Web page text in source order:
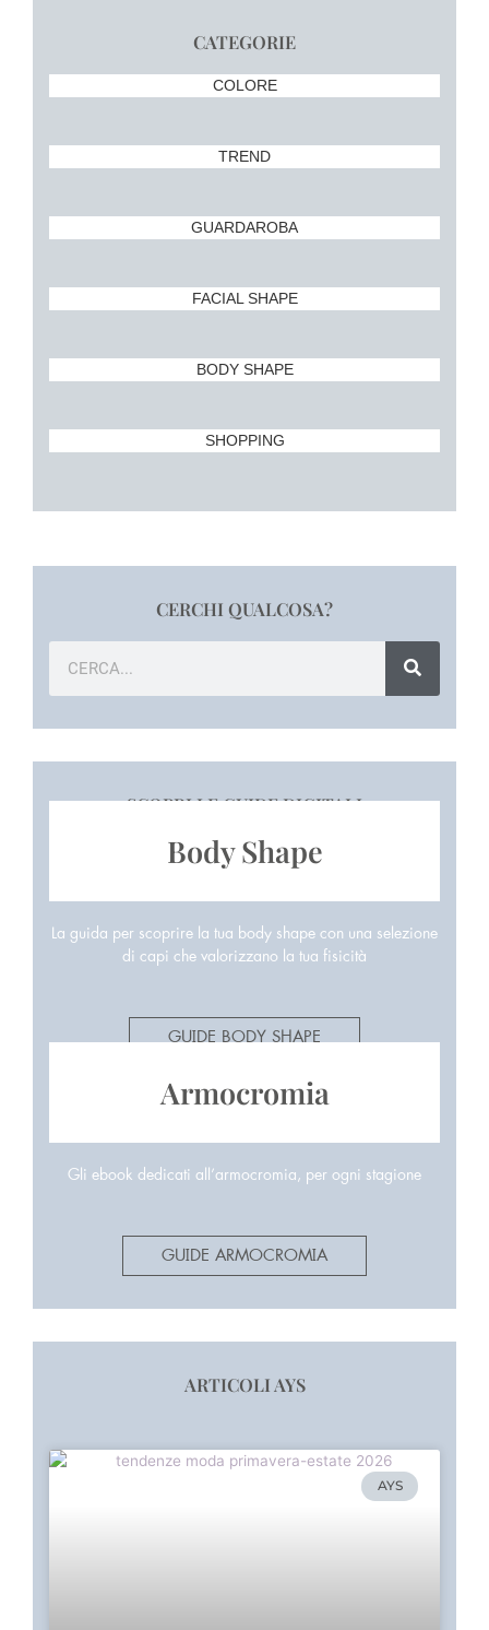
CATEGORIE
COLORE
TREND
GUARDAROBA
FACIAL SHAPE
BODY SHAPE
SHOPPING
CERCHI QUALCOSA?
SCOPRI LE GUIDE DIGITALI
Body Shape
La guida per scoprire la tua body shape con una selezione
di capi che valorizzano la tua fisicità
GUIDE BODY SHAPE
Armocromia
Gli ebook dedicati all’armocromia, per ogni stagione
GUIDE ARMOCROMIA
ARTICOLI AYS
AYS